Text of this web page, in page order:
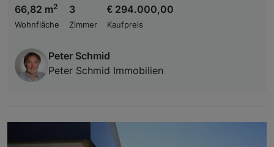
66,82 m2
Wohnfläche
3
Zimmer
€ 294.000,00
Kaufpreis
Peter Schmid
Peter Schmid Immobilien